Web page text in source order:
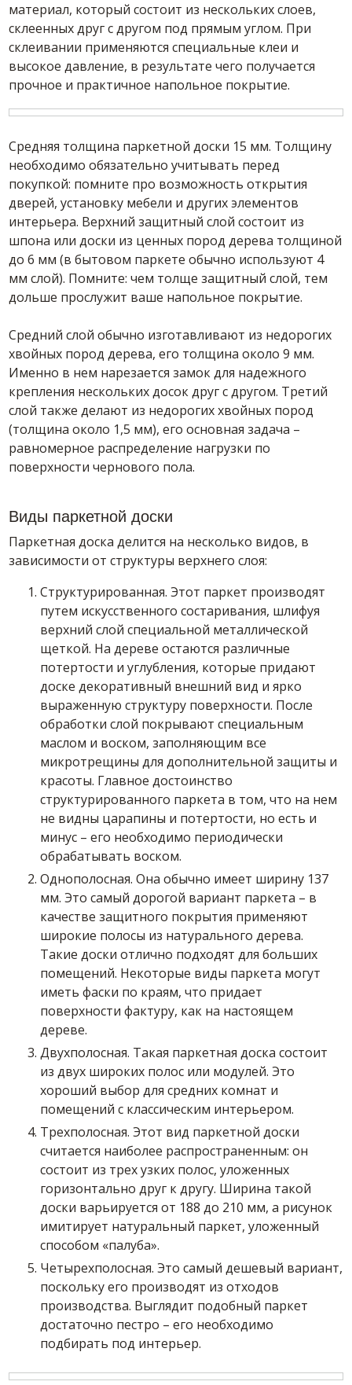
материал, который состоит из нескольких слоев,
склеенных друг с другом под прямым углом. При
склеивании применяются специальные клеи и
высокое давление, в результате чего получается
прочное и практичное напольное покрытие.
Средняя толщина паркетной доски 15 мм. Толщину
необходимо обязательно учитывать перед
покупкой: помните про возможность открытия
дверей, установку мебели и других элементов
интерьера. Верхний защитный слой состоит из
шпона или доски из ценных пород дерева толщиной
до 6 мм (в бытовом паркете обычно используют 4
мм слой). Помните: чем толще защитный слой, тем
дольше прослужит ваше напольное покрытие.
Средний слой обычно изготавливают из недорогих
хвойных пород дерева, его толщина около 9 мм.
Именно в нем нарезается замок для надежного
крепления нескольких досок друг с другом. Третий
слой также делают из недорогих хвойных пород
(толщина около 1,5 мм), его основная задача –
равномерное распределение нагрузки по
поверхности чернового пола.
Виды паркетной доски
Паркетная доска делится на несколько видов, в
зависимости от структуры верхнего слоя:
Структурированная. Этот паркет производят
путем искусственного состаривания, шлифуя
верхний слой специальной металлической
щеткой. На дереве остаются различные
потертости и углубления, которые придают
доске декоративный внешний вид и ярко
выраженную структуру поверхности. После
обработки слой покрывают специальным
маслом и воском, заполняющим все
микротрещины для дополнительной защиты и
красоты. Главное достоинство
структурированного паркета в том, что на нем
не видны царапины и потертости, но есть и
минус – его необходимо периодически
обрабатывать воском.
Однополосная. Она обычно имеет ширину 137
мм. Это самый дорогой вариант паркета – в
качестве защитного покрытия применяют
широкие полосы из натурального дерева.
Такие доски отлично подходят для больших
помещений. Некоторые виды паркета могут
иметь фаски по краям, что придает
поверхности фактуру, как на настоящем
дереве.
Двухполосная. Такая паркетная доска состоит
из двух широких полос или модулей. Это
хороший выбор для средних комнат и
помещений с классическим интерьером.
Трехполосная. Этот вид паркетной доски
считается наиболее распространенным: он
состоит из трех узких полос, уложенных
горизонтально друг к другу. Ширина такой
доски варьируется от 188 до 210 мм, а рисунок
имитирует натуральный паркет, уложенный
способом «палуба».
Четырехполосная. Это самый дешевый вариант,
поскольку его производят из отходов
производства. Выглядит подобный паркет
достаточно пестро – его необходимо
подбирать под интерьер.